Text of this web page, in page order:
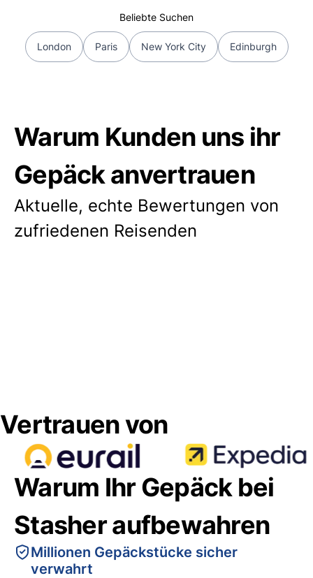
Beliebte Suchen
London Paris New York City Edinburgh
Warum Kunden uns ihr
Gepäck anvertrauen
Aktuelle, echte Bewertungen von
zufriedenen Reisenden
Vertrauen von
Warum Ihr Gepäck bei
Stasher aufbewahren
Millionen Gepäckstücke sicher
verwahrt